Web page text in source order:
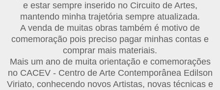
e estar sempre inserido no Circuito de Artes,
mantendo minha trajetória sempre atualizada.
A venda de muitas obras também é motivo de
comemoração pois preciso pagar minhas contas e
comprar mais materiais.
Mais um ano de muita orientação e comemorações
no CACEV - Centro de Arte Contemporânea Edilson
Viriato, conhecendo novos Artistas, novas técnicas e